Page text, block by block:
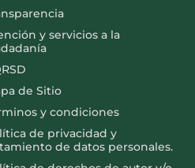
y servicios a la
de Sitio
y condiciones
de privacidad y
de datos personales.